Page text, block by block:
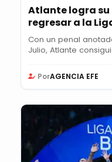
Atlante logra
regresar a la
Con un penal
Julio, Atlante
PorAGENCIA EFE